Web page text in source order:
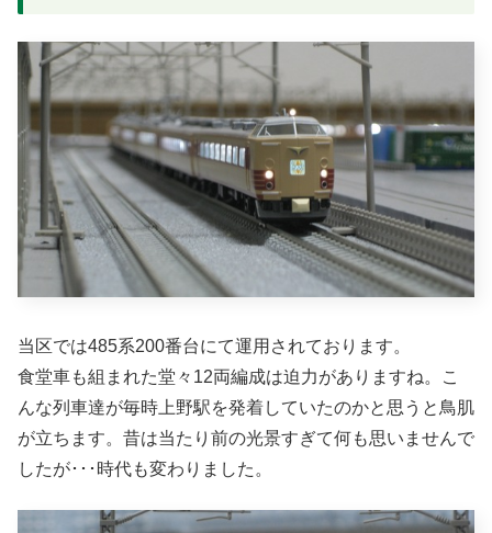
当区では485系200番台にて運用されております。
食堂車も組まれた堂々12両編成は迫力がありますね。こ
んな列車達が毎時上野駅を発着していたのかと思うと鳥肌
が立ちます。昔は当たり前の光景すぎて何も思いませんで
したが･･･時代も変わりました。